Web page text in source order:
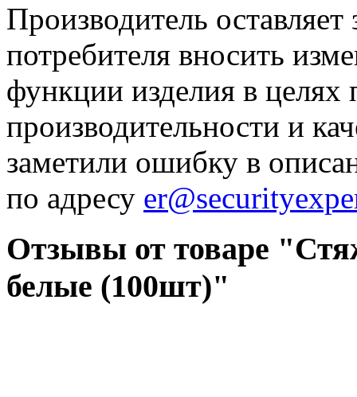
Производитель
потребителя вносить
функции изделия в
производительности и
заметили ошибку в
по адресу
Отзывы от товаре
белые (100шт)"